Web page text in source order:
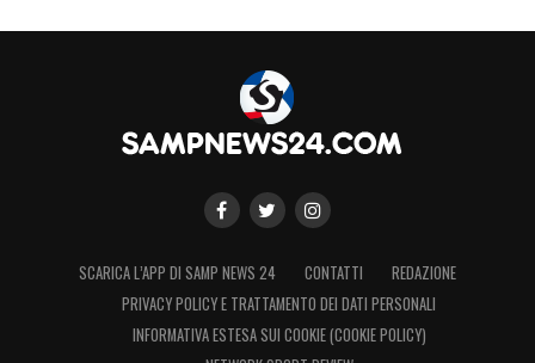
SCARICA L’APP DI SAMP NEWS 24 CONTATTI
REDAZIONE
PRIVACY POLICY E TRATTAMENTO DEI DATI PERSONALI
INFORMATIVA ESTESA SUI COOKIE (COOKIE POLICY)